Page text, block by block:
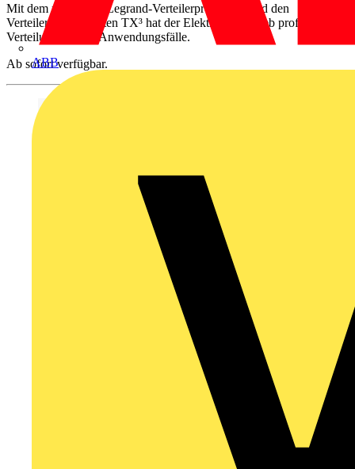
ABB
Mit dem passenden Legrand-Verteilerprogramm und den
Verteilereinbaugeräten TX³ hat der Elektrofachbetrieb professionelle
Verteilung für alle Anwendungsfälle.
Ab sofort verfügbar.